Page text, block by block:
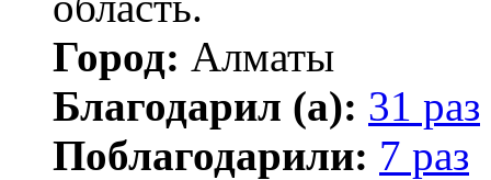
Город: Алматы
Благодарил (а): 31 раз
Поблагодарили: 7 раз